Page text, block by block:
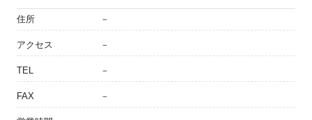
住所 －
アクセス －
TEL －
FAX －